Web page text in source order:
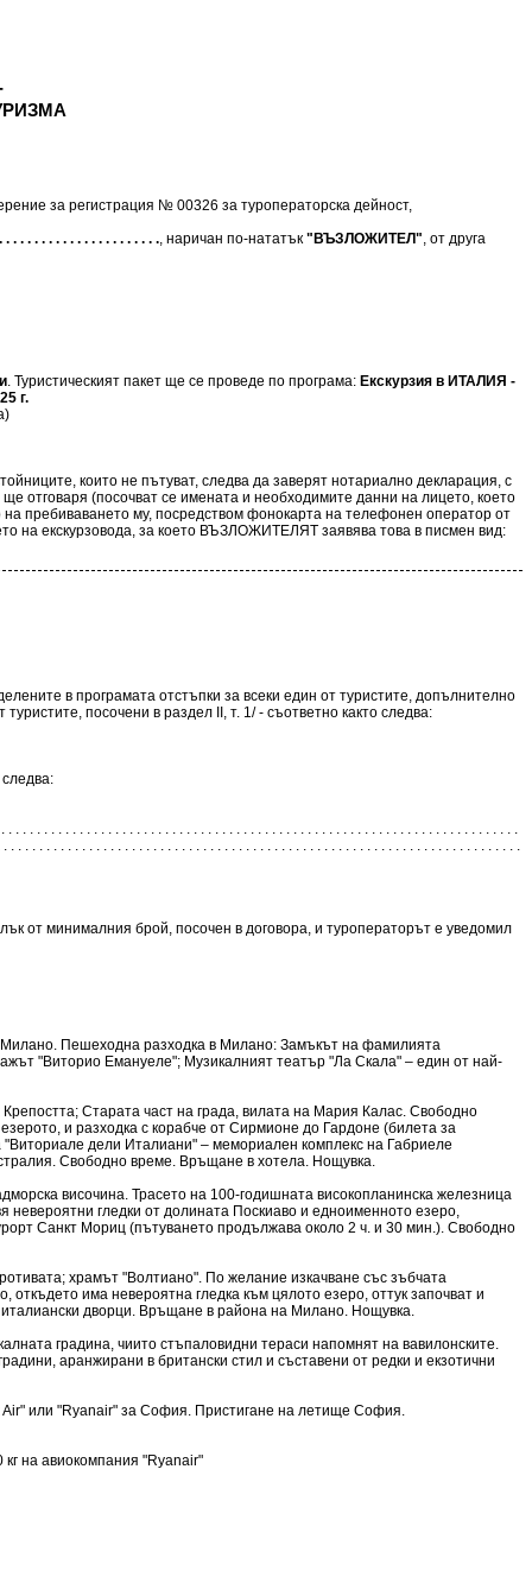
за регистрация № 00326 за туроператорска дейност,
. . . . . . . . . . . . . . . . . . . . . ., наричан по-нататък "ВЪЗЛОЖИТЕЛ", от друга
. Туристическият пакет ще се проведе по програма: Екскурзия в ИТАЛИЯ -
г.
които не пътуват, следва да заверят нотариално декларация, с
отговаря (посочват се имената и необходимите данни на лицето, което
пребиваването му, посредством фонокарта на телефонен оператор от
на екскурзовода, за което ВЪЗЛОЖИТЕЛЯТ заявява това в писмен вид:
в програмата отстъпки за всеки един от туристите, допълнително
посочени в раздел II, т. 1/ - съответно както следва:
. . . . . . . . . . . . . . . . . . . . . . . . . . . . . . . . . . . . . . . . . . . . . . . . . . . . . . . . . . . . . . . . . .
. . . . . . . . . . . . . . . . . . . . . . . . . . . . . . . . . . . . . . . . . . . . . . . . . . . . . . . . . . . . . . . . . . . . . . .
от минималния брой, посочен в договора, и туроператорът е уведомил
Пешеходна разходка в Милано: Замъкът на фамилията
"Виторио Емануеле"; Музикалният театър "Ла Скала" – един от най-
Старата част на града, вилата на Мария Калас. Свободно
и разходка с корабче от Сирмионе до Гардоне (билета за
дели Италиани" – мемориален комплекс на Габриеле
Свободно време. Връщане в хотела. Нощувка.
височина. Трасето на 100-годишната високопланинска железница
гледки от долината Поскиаво и едноименното езеро,
Санкт Мориц (пътуването продължава около 2 ч. и 30 мин.). Свободно
храмът "Волтиано". По желание изкачване със зъбчата
има невероятна гледка към цялото езеро, оттук започват и
италиански дворци. Връщане в района на Милано. Нощувка.
градина, чиито стъпаловидни тераси напомнят на вавилонските.
аранжирани в британски стил и съставени от редки и екзотични
Air" или "Ryanair" за София. Пристигане на летище София.
на авиокомпания "Ryanair"